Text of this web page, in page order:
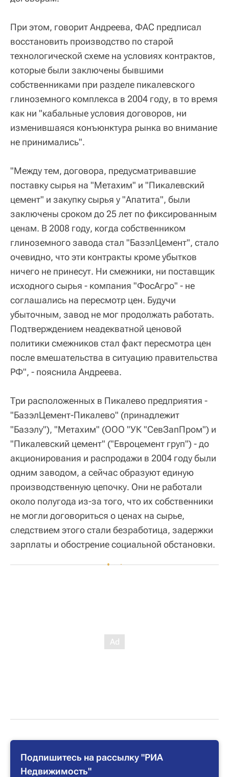
При этом, говорит Андреева, ФАС предписал
восстановить производство по старой
технологической схеме на условиях контрактов,
которые были заключены бывшими
собственниками при разделе пикалевского
глиноземного комплекса в 2004 году, в то время
как ни "кабальные условия договоров, ни
изменившаяся конъюнктура рынка во внимание
не принимались".
"Между тем, договора, предусматривавшие
поставку сырья на "Метахим" и "Пикалевский
цемент" и закупку сырья у "Апатита", были
заключены сроком до 25 лет по фиксированным
ценам. В 2008 году, когда собственником
глиноземного завода стал "БазэлЦемент", стало
очевидно, что эти контракты кроме убытков
ничего не принесут. Ни смежники, ни поставщик
исходного сырья - компания "ФосАгро" - не
соглашались на пересмотр цен. Будучи
убыточным, завод не мог продолжать работать.
Подтверждением неадекватной ценовой
политики смежников стал факт пересмотра цен
после вмешательства в ситуацию правительства
РФ", - пояснила Андреева.
Три расположенных в Пикалево предприятия -
"БазэлЦемент-Пикалево" (принадлежит
"Базэлу"), "Метахим" (ООО "УК "СевЗапПром") и
"Пикалевский цемент" ("Евроцемент груп") - до
акционирования и распродажи в 2004 году были
одним заводом, а сейчас образуют единую
производственную цепочку. Они не работали
около полугода из-за того, что их собственники
не могли договориться о ценах на сырье,
следствием этого стали безработица, задержки
зарплаты и обострение социальной обстановки.
Подпишитесь на рассылку "РИА
Недвижимость"